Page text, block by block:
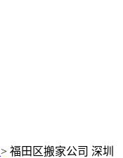
> 福田区搬家公司 深圳